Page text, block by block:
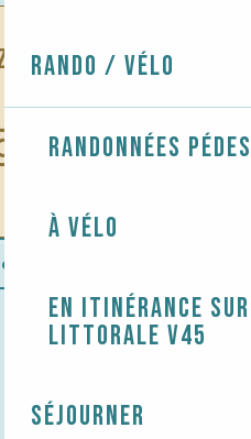
Rando / Vélo
Randonnées
À vélo
En itinérance
littorale V45
Séjourner
NOUS
brochures